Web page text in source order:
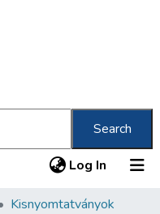
Search
Log In (current)
Kisnyomtatványok